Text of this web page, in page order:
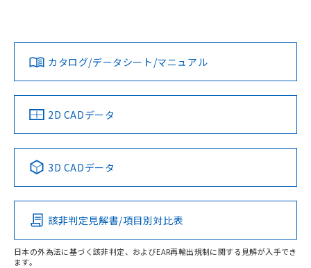
ダウンロードデータをご利用いただく前に、以下を必ずお読
みください。
ソフトウェアの使用条件
対応済み
中国 RoHS 注意事項・凡例
Pb Hg Cd Cr(VI)
O
LR型式承認
（イギリス
船舶規格）
DNV型式承認
（ノルウェー
BV型式承認
（フランス
KR型式
（韓国
No No No No
この製品の規格認証/適合状況ページへ
その他の認証はこちらのページからご検索ください
カタログ/データシート/マニュアル
2D CADデータ
3D CADデータ
該非判定見解書/項目別対比表
日本の外為法に基づく該非判定、およびEAR再輸出規制に関する見解が入手でき
ます。